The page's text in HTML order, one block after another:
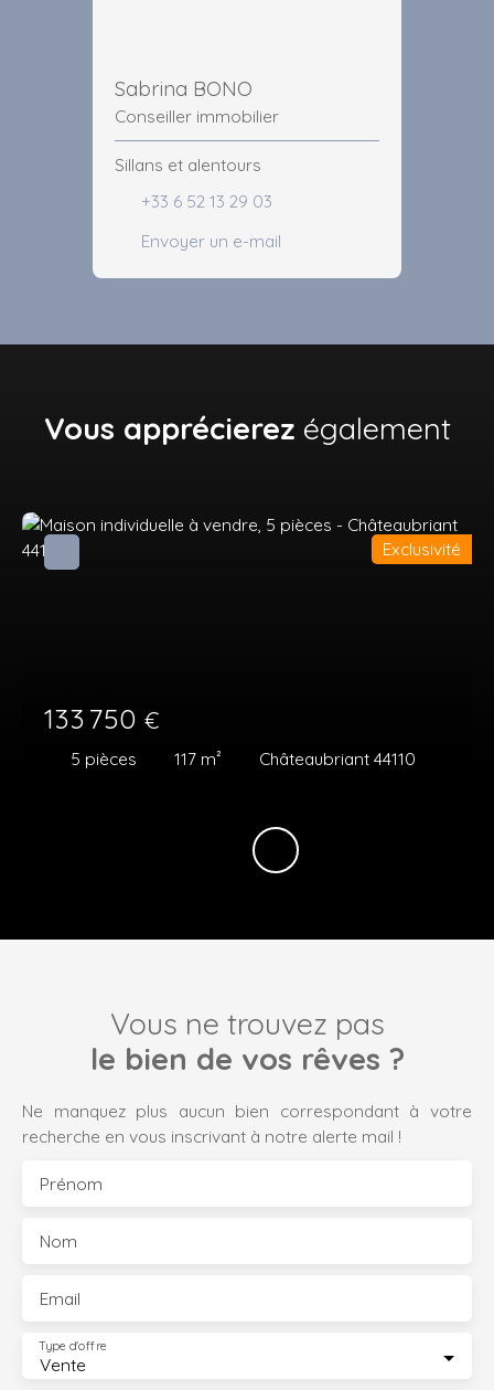
Sabrina BONO
Conseiller immobilier
Sillans et alentours
+33 6 52 13 29 03
Envoyer un e-mail
Vous apprécierez également
133 750 €
5 pièces 117 m² Châteaubriant 44110
Exclusivité
Vous ne trouvez pas
le bien de vos rêves ?
Ne manquez plus aucun bien correspondant à votre
recherche en vous inscrivant à notre alerte mail !
Prénom
Nom
Email
Vente
Type d'offre